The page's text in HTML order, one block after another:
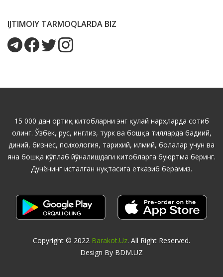
IJTIMOIY TARMOQLARDA BIZ
15 000 дан ортиқ китобларни энг қулай нарҳларда сотиб
олинг. Ўзбек, рус, инглиз, турк ва бошқа тилларда бадиий,
диний, бизнес, психология, тарихий, илмий, болалар учун ва
яна бошқа кўплаб йўналишдаги китобларга буюртма беринг.
Дунёнинг исталган нуқтасига етказиб берамиз.
Copyright © 2022 Barakot.uz. All Right Reserved.
Design By BDM.UZ